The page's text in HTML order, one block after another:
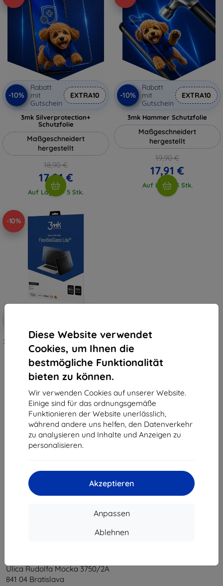
Diese Website verwendet
Cookies, um Ihnen die
bestmögliche Funktionalität
bieten zu können.
Wir verwenden Cookies auf unserer Website.
Einige sind für das ordnungsgemäße
Funktionieren der Website unerlässlich,
während andere uns helfen, den Datenverkehr
zu analysieren und Inhalte und Anzeigen zu
personalisieren.
Akzeptieren
Anpassen
Ablehnen
-10%
Rabatt
mit
Gutschein
EXTRA10
3mk Silverprotection+
Schutzfolie
Maßgeschneidert
hergestellt
18,90 €
17,01 €
Auf Lager > 5 Stk.
-10%
Rabatt
mit
Gutschein
EXTRA10
3mk Hammer Schutzfolie
Maßgeschneidert
hergestellt
19,90 €
17,91 €
Auf Lager 3 Stk.
-10%
3MK FlexibleGlass Lite Onyx Boox
Note 2 hybrides gehärtetes Glas
Lite (5903108512855)
13,90 €
12,51 €
Auf Lager 1 Stk.
1
Ulica Rudolfa Mocka 3750/2A
841 04 Bratislava